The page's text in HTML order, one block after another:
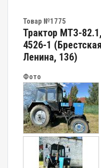
Товар №1775
Трактор МТЗ-
4526-1
Ленина, 136)
Фото